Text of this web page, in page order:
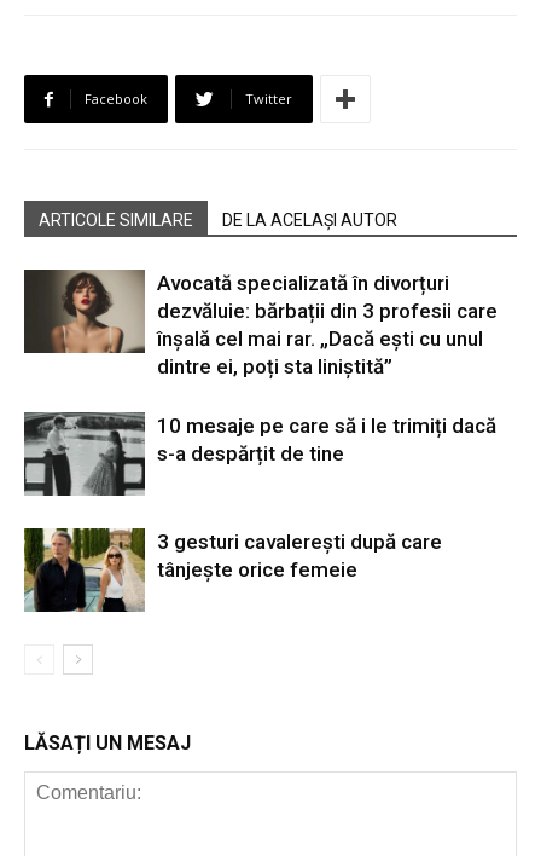
Facebook Twitter
ARTICOLE SIMILARE DE LA ACELAȘI AUTOR
Avocată specializată în divorțuri
dezvăluie: bărbații din 3 profesii care
înșală cel mai rar. „Dacă ești cu unul
dintre ei, poți sta liniștită”
10 mesaje pe care să i le trimiți dacă
s-a despărțit de tine
3 gesturi cavalerești după care
tânjește orice femeie
LĂSAȚI UN MESAJ